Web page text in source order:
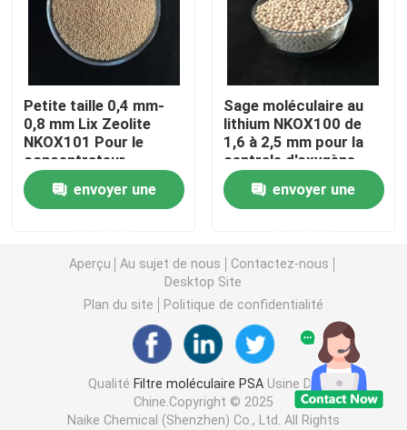
Zéolite à tamis moléculaire
carbonate de lithium
Alumine activée
Emballage aléatoire en colonne
Emballage de laboratoire
internals de colonne de distillation
Boule en céramique d'alumine
Petite taille 0,4 mm-
0,8 mm Lix Zeolite
NKOX101 Pour le
concentrateur
d'oxygène 5L
envoyer une
Sage moléculaire au
lithium NKOX100 de
1,6 à 2,5 mm pour la
centrale d'oxygène
VPSA
envoyer une
Aperçu Au sujet de nous
Contactez-nous
Desktop Site
Plan du site
Politique de confidentialité
Qualité Filtre moléculaire PSAUsine De
Chine.Copyright © 2025
Naike Chemical (Shenzhen) Co., Ltd. All Rights